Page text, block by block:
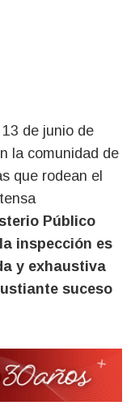
de junio de
la comunidad de
que rodean el
Público
inspección es
y exhaustiva
suceso